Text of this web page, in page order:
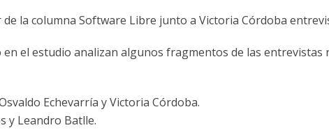
la columna Software Libre junto a Victoria Córdoba
en el estudio analizan algunos fragmentos de las entrevistas
Echevarría y Victoria Córdoba.
y Leandro Batlle.